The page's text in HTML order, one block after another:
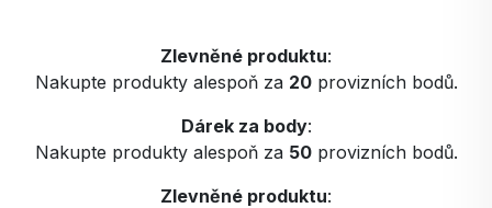
Zlevněné produktu:
Nakupte produkty alespoň za 20provizních bodů.
Dárek za body:
Nakupte produkty alespoň za 50provizních bodů.
Zlevněné produktu: